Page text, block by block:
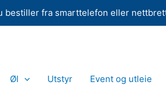
bestiller fra smarttelefon eller
Øl Utstyr Event og utleie